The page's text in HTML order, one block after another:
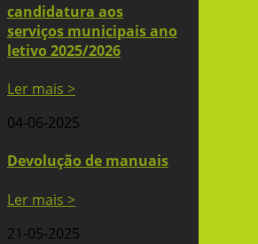
candidatura aos
serviços municipais ano
letivo 2025/2026
Ler mais >
04-06-2025
Devolução de manuais
Ler mais >
21-05-2025